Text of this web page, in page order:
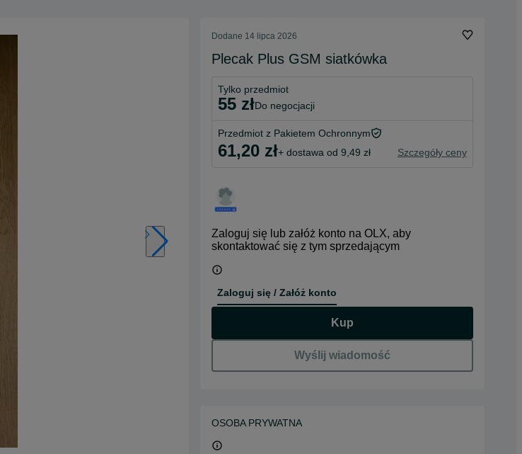
Dodane 14 lipca 2026
Plecak Plus GSM siatkówka
Tylko przedmiot
55 zł do negocjacji
Przedmiot z Pakietem Ochronnym
61,20 zł+ dostawa od 9,49 zł Szczegóły ceny
Zaloguj się lub załóż konto na OLX, aby
skontaktować się z tym sprzedającym
Zaloguj się / Załóż konto
Kup
Wyślij wiadomość
OSOBA PRYWATNA